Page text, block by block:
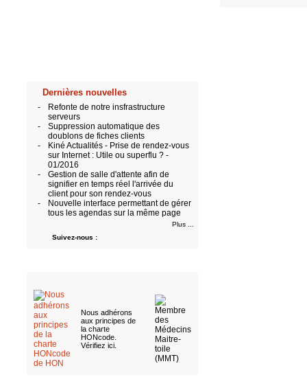
Dernières nouvelles
-
Refonte de notre insfrastructure
serveurs
-
Suppression automatique des
doublons de fiches clients
-
Kiné Actualités - Prise de rendez-vous
sur Internet : Utile ou superflu ? -
01/2016
-
Gestion de salle d'attente afin de
signifier en temps réel l'arrivée du
client pour son rendez-vous
-
Nouvelle interface permettant de gérer
tous les agendas sur la même page
Plus ...
Suivez-nous :
Nous adhérons
aux principes de
la charte
HONcode.
Vérifiez ici.